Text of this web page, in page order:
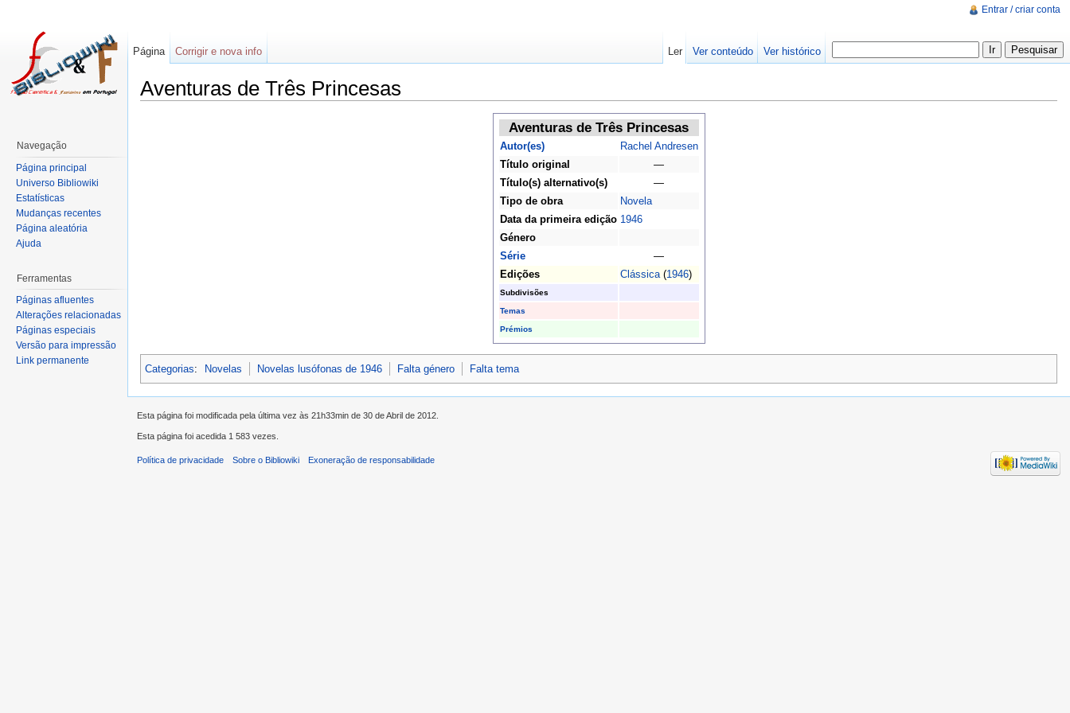
Aventuras de Três Princesas
Aventuras de Três Princesas
Autor(es)
Rachel Andresen
Título original
—
Título(s) alternativo(s)
—
Tipo de obra
Novela
Data da primeira edição 1946
Género
Série
—
Edições
Clássica(1946)
Subdivisões
Temas
Prémios
Categorias: Novelas Novelas lusófonas de 1946 Falta género Falta tema
Entrar / criar conta
Página Corrigir e nova info Ler Ver conteúdo Ver histórico
Navegação
Página principal
Universo Bibliowiki
Estatísticas
Mudanças recentes
Página aleatória
Ajuda
Ferramentas
Páginas afluentes
Alterações relacionadas
Páginas especiais
Versão para impressão
Link permanente
Esta página foi modificada pela última vez às 21h33min de 30 de Abril de 2012.
Esta página foi acedida 1 583 vezes.
Política de privacidade Sobre o Bibliowiki Exoneração de responsabilidade